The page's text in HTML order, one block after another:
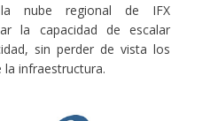
la nube regional de IFX
la capacidad de escalar
sin perder de vista los
infraestructura.